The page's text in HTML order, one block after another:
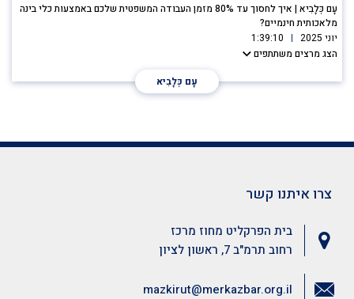
עָם כְּלָבִיא | איך לחסוך עד 80% מזמן העבודה המשפטית שלכם באמצעות כלי בינה
מלאכותית חינמיים?
יוני 2025
1:39:10
הצג מרצים משתתפים
עָם כְּלָבִיא
צרו איתנו קשר
בית הפרקליט מחוז מרכז
רחוב תרמ"ב 7, ראשון לציון
mazkirut@merkazbar.org.il